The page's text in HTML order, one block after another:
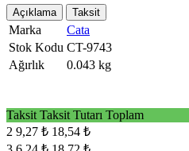
Açıklama Taksit
Marka
Cata
Stok Kodu CT-9743
Ağırlık
0.043 kg
Taksit Taksit Tutarı Toplam
2 9,27 ₺ 18,54 ₺